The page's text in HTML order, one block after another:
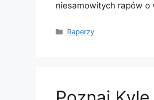
niesamowitych rapów
Categories
Raperzy